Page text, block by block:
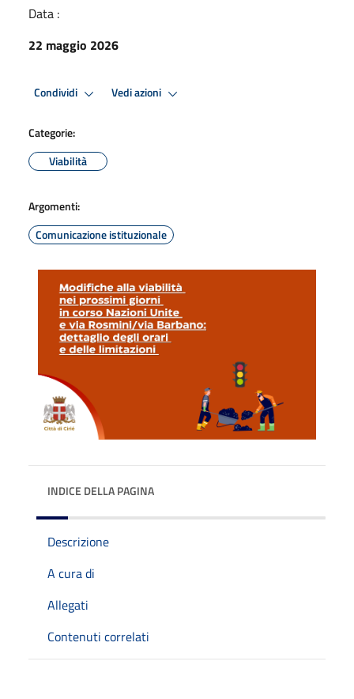
Data :
22 maggio 2026
Condividi Vedi azioni
Categorie:
Viabilità
Argomenti:
Comunicazione istituzionale
INDICE DELLA PAGINA
Descrizione
A cura di
Allegati
Contenuti correlati